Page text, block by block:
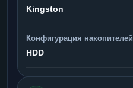
Kingston
Конфигурация накопителей
HDD